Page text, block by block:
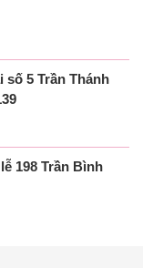
số 5 Trần Thánh
198 Trần Bình